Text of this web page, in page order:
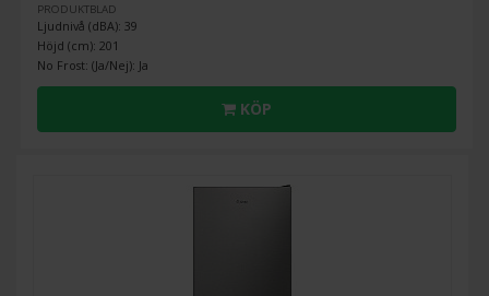
PRODUKTBLAD
Ljudnivå (dBA): 39
Höjd (cm): 201
No Frost: (Ja/Nej): Ja
KÖP